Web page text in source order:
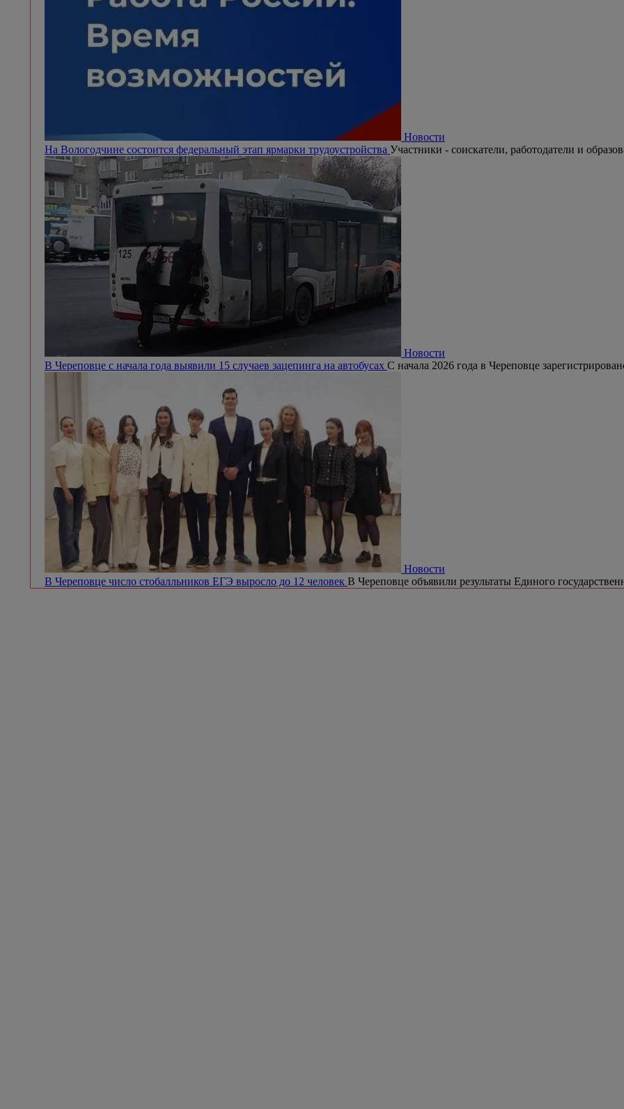
Новости
На Вологодчине состоится федеральный этап ярмарки трудоустройства Участники - соискатели, работодатели и
Новости
В Череповце с начала года выявили 15 случаев зацепинга на автобусах С начала 2026 года в Череповце
Новости
В Череповце число стобалльников ЕГЭ выросло до 12 человек В Череповце объявили результаты Единого